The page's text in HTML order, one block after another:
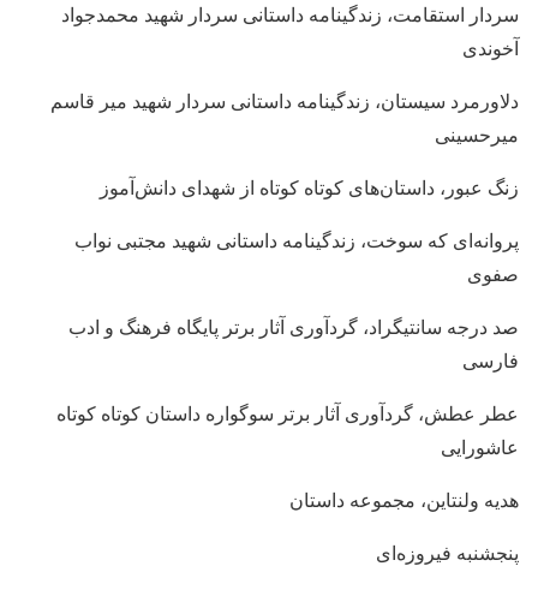
سردار استقامت، زندگینامه داستانی سردار شهید محمدجواد
آخوندی
دلاورمرد سیستان، زندگینامه داستانی سردار شهید میر قاسم
میرحسینی
زنگ عبور، داستان‌های کوتاه کوتاه از شهدای دانش‌آموز
پروانه‌ای که سوخت، زندگینامه داستانی شهید مجتبی نواب
صفوی
صد درجه سانتیگراد، گردآوری آثار برتر پایگاه فرهنگ و ادب
فارسی
عطر عطش، گردآوری آثار برتر سوگواره داستان کوتاه کوتاه
عاشورایی
هدیه ولنتاین، مجموعه داستان
پنجشنبه فیروزه‌ای